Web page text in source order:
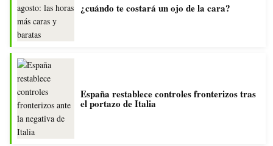
¿cuándo te costará un ojo de la cara?
España restablece controles fronterizos tras
el portazo de Italia